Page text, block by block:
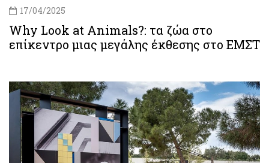
17/04/2025
Why Look at Animals?: τα ζώα στο
επίκεντρο μιας μεγάλης έκθεσης στο ΕΜΣΤ